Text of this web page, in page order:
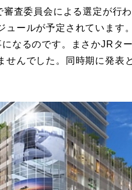
査委員会による選定が行
ールが予定されています
なるのです。まさかJRタ
んでした。同時期に発表